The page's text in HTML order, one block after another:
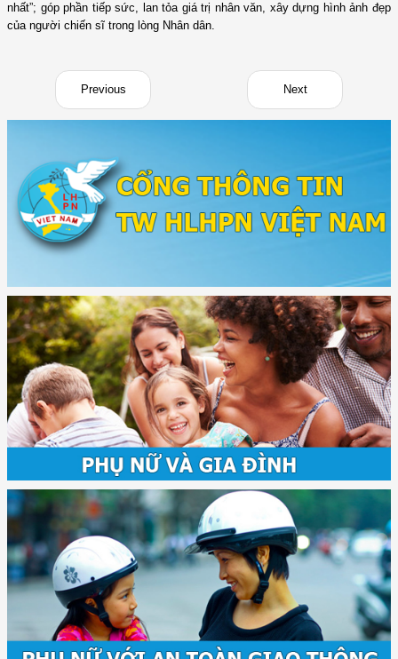
nhất”; góp phần tiếp sức, lan tỏa giá trị nhân văn, xây dựng hình ảnh đẹp
của người chiến sĩ trong lòng Nhân dân.
Previous Next